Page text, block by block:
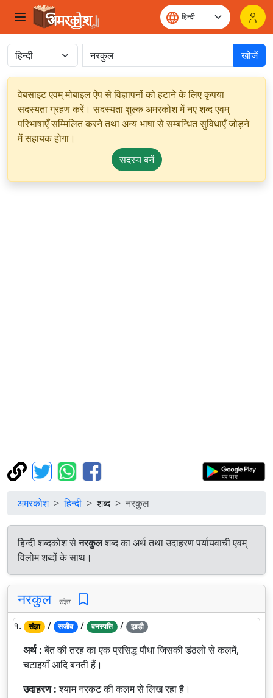
खोजें
वेबसाइट एवम् मोबाइल ऐप से विज्ञापनों को हटाने के लिए कृपया
सदस्यता ग्रहण करें। सदस्यता शुल्क अमरकोश में नए शब्द एवम्
परिभाषाएँ सम्मिलित करने तथा अन्य भाषा से सम्बन्धित सुविधाएँ जोड़ने
में सहायक होगा।
सदस्य बनें
अमरकोश हिन्दी शब्द नरकुल
हिन्दी शब्दकोश सेनरकुलशब्द का अर्थ तथा उदाहरण पर्यायवाची एवम्
विलोम शब्दों के साथ।
नरकुल संज्ञा
१. संज्ञा / सजीव / वनस्पति / झाड़ी
अर्थ :बेंत की तरह का एक प्रसिद्ध पौधा जिसकी डंठलों से कलमें,
चटाइयाँ आदि बनती हैं।
उदाहरण :श्याम नरकट की कलम से लिख रहा है।